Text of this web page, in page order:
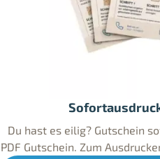
Du hast es eilig? Gutschein
PDF Gutschein. Zum